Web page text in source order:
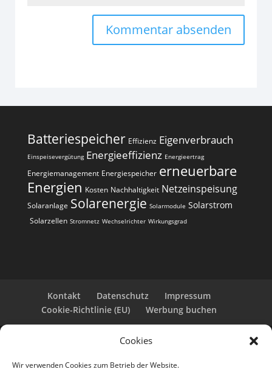
Cookies
Wir verwenden Cookies zum Betrieb der Website.
Batteriespeicher Effizienz Eigenverbrauch
Einspeisevergütung Energieeffizienz Energieertrag
Energiemanagement Energiespeicher erneuerbare
Energien Kosten Nachhaltigkeit Netzeinspeisung
Solaranlage Solarenergie Solarmodule Solarstrom
Solarzellen Stromnetz Wechselrichter Wirkungsgrad
Kontakt Datenschutz
Impressum
Cookie-Richtlinie (EU)
Werbung buchen
Copyright 2025-2026 | Web24 Consulting AVO UG |